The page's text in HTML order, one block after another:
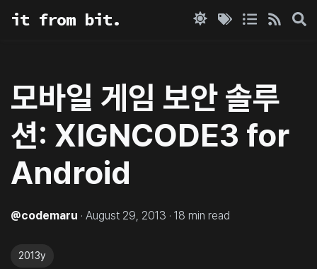
it from bit.
모바일 게임 보안 솔루
션: XIGNCODE3 for
Android
@codemaru · August 29, 2013 · 18 min read
2013y